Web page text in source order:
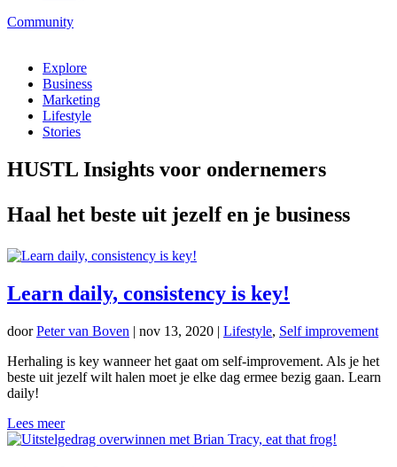
Community
Explore
Business
Marketing
Lifestyle
Stories
HUSTL Insights voor ondernemers
Haal het beste uit jezelf en je business
Learn daily, consistency is key!
doorPeter van Boven | nov 13, 2020 | Lifestyle, Self improvement
Herhaling is key wanneer het gaat om self-improvement. Als je het
beste uit jezelf wilt halen moet je elke dag ermee bezig gaan. Learn
daily!
Lees meer